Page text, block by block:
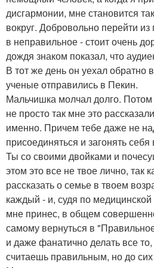
дисгармонии, мне становится
вокруг. Добровольно перейти
в неправильное - стоит очень
дождя знаком показал, что
В тот же день он уехал обратно
ученые отправились в Пекин.
Мальчишка молчал долго.
не просто так мне это
именно. Причем тебе даже не
присоединяться и загонять
Ты со своими двойками и
этом это все не твое лично, так
рассказать о семье в твоем
каждый - и, судя по медицинской
мне принес, в общем
самому вернуться в
и даже фанатично делать все
считаешь правильным, но до